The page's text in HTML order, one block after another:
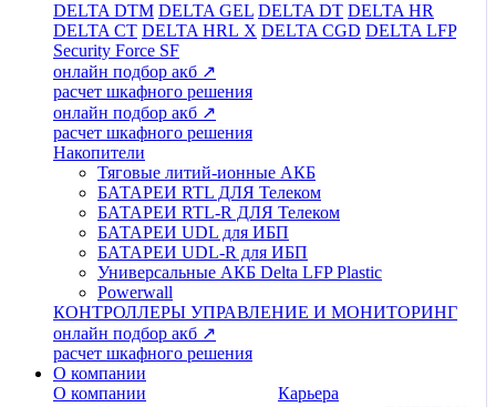
DELTA DTM DELTA GEL DELTA DT DELTA HR
DELTA CT DELTA HRL Х DELTA CGD DELTA LFP
Security Force SF
онлайн подбор акб ↗
расчет шкафного решения
онлайн подбор акб ↗
расчет шкафного решения
Накопители
Тяговые литий-ионные АКБ
БАТАРЕИ RTL ДЛЯ Телеком
БАТАРЕИ RTL-R ДЛЯ Телеком
БАТАРЕИ UDL для ИБП
БАТАРЕИ UDL-R для ИБП
Универсальные АКБ Delta LFP Plastic
Powerwall
КОНТРОЛЛЕРЫ УПРАВЛЕНИЕ И МОНИТОРИНГ
онлайн подбор акб ↗
расчет шкафного решения
О компании
О компании
Карьера